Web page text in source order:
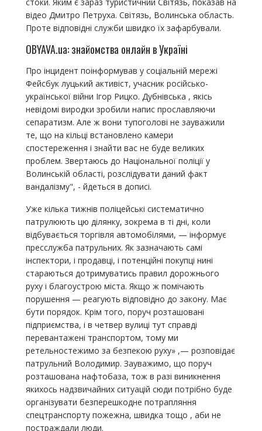
відео Дмитро Петруха. Світязь, Волинська область.
Проте відповідні служби швидко їх зафарбували.
OBYAVA.ua: знайомства онлайн в Україні
Про інцидент поінформував у соціальній мережі
Фейсбук луцький активіст, учасник російсько-
української війни Ігор Рицко. Дубнівська , якісь
невідомі виродки зробили напис прославляючи
сепаратизм. Але ж вони тупоголові не зауважили
те, що на кільці встановлено камери
спостереження і знайти вас не буде великих
проблем. Звертаюсь до Національної поліції у
Волинській області, розслідувати даний факт
вандалізму", - йдеться в дописі.
Уже кілька тижнів поліцейські систематично
патрулюють цю ділянку, зокрема в ті дні, коли
відбувається торгівля автомобілями, — інформує
пресслужба патрульних. Як зазначають самі
інспектори, і продавці, і потенційні покупці нині
стараються дотримуватись правил дорожнього
руху і благоустрою міста. Якщо ж помічають
порушення — реагують відповідно до закону. Має
бути порядок. Крім того, поруч розташовані
підприємства, і в четвер вулиці тут справді
перевантажені транспортом, тому ми
ретельностежимо за безпекою руху» ,— розповідає
патрульний Володимир. Зауважимо, що поруч
розташована нафтобаза, тож в разі виникнення
якихось надзвичайних ситуацій сюди потрібно буде
організувати безперешкодне потрапляння
спецтранспорту пожежна, швидка тощо , аби не
постраждали люди.